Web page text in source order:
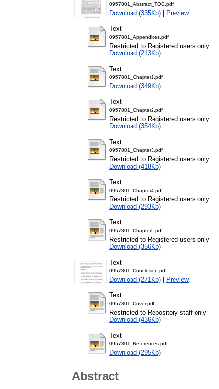
0957801_Abstract_TOC.pdf
Download (335Kb) | Preview
Text
0957801_Appendices.pdf
Restricted to Registered users only
Download (213Kb)
Text
0957801_Chapter1.pdf
Download (349Kb)
Text
0957801_Chapter2.pdf
Restricted to Registered users only
Download (354Kb)
Text
0957801_Chapter3.pdf
Restricted to Registered users only
Download (418Kb)
Text
0957801_Chapter4.pdf
Restricted to Registered users only
Download (293Kb)
Text
0957801_Chapter5.pdf
Restricted to Registered users only
Download (356Kb)
Text
0957801_Conclusion.pdf
Download (271Kb) | Preview
Text
0957801_Cover.pdf
Restricted to Repository staff only
Download (436Kb)
Text
0957801_References.pdf
Download (295Kb)
Abstract